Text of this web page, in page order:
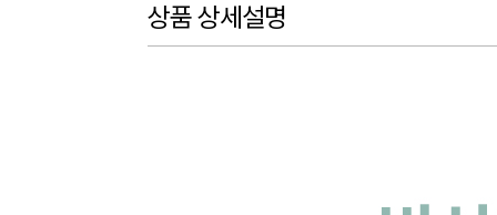
상품 상세설명